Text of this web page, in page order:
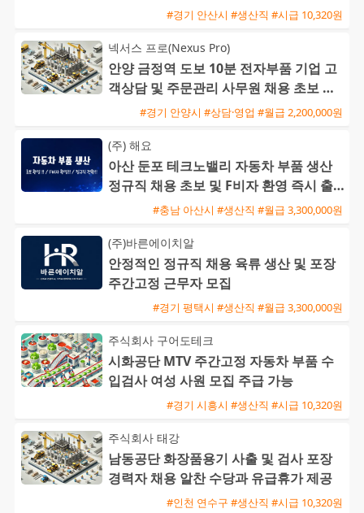
#경기 안산시 #생산직 #시급 10,320원
넥서스 프로(Nexus Pro)
안양 금정역 도보 10분 전자부품 기업 고
객상담 및 주문관리 사무원 채용 초보 가
#경기 안양시 #상담·영업 #월급 2,200,000원
(주) 해요
아산 둔포 테크노밸리 자동차 부품 생산
정규직 채용 초보 및 F비자 환영 즉시 출
#충남 아산시 #생산직 #월급 3,300,000원
(주)바른에이치알
안정적인 정규직 채용 육류 생산 및 포장
주간고정 근무자 모집
#경기 평택시 #생산직 #월급 3,300,000원
주식회사 구어도테크
시화공단 MTV 주간고정 자동차 부품 수
입검사 여성 사원 모집 주급 가능
#경기 시흥시 #생산직 #시급 10,320원
주식회사 태강
남동공단 화장품용기 사출 및 검사 포장
경력자 채용 알찬 수당과 유급휴가 제공
#인천 연수구 #생산직 #시급 10,320원